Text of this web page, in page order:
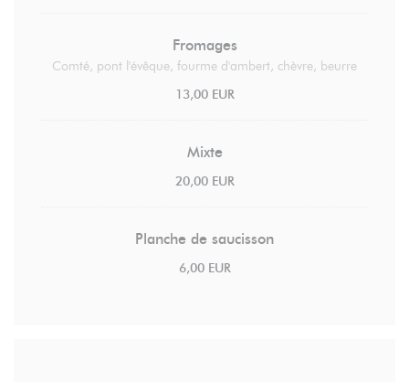
Fromages
Comté, pont l'évêque, fourme d'ambert, chèvre, beurre
13,00 EUR
Mixte
20,00 EUR
Planche de saucisson
6,00 EUR